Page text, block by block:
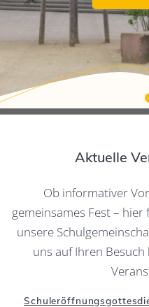
Aktuelle
Ob informativer
gemeinsames Fest – hier
unsere
uns auf Ihren